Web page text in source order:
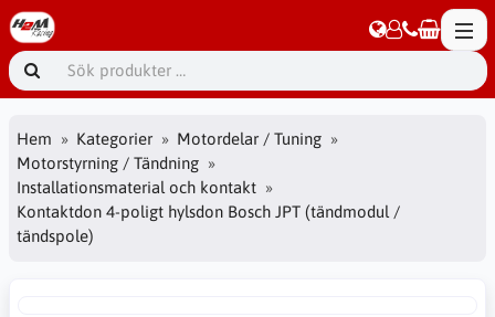
Hem Kategorier
Motordelar / Tuning
Motorstyrning / Tändning
Installationsmaterial och kontakt
Kontaktdon 4-poligt hylsdon Bosch JPT (tändmodul /
tändspole)